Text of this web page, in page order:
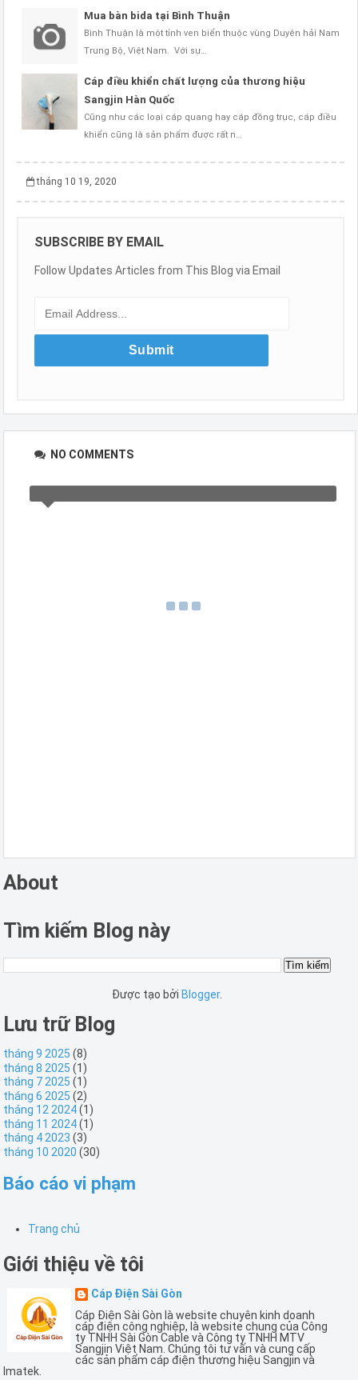
Mua bàn bida tại Bình Thuận
Bình Thuận là một tỉnh ven biển thuộc vùng Duyên hải Nam
Trung Bộ, Việt Nam. Với sự…
Cáp điều khiển chất lượng của thương hiệu
Sangjin Hàn Quốc
Cũng như các loại cáp quang hay cáp đồng trục, cáp điều
khiển cũng là sản phẩm được rất n…
tháng 10 19, 2020
SUBSCRIBE BY EMAIL
Follow Updates Articles from This Blog via Email
NO COMMENTS
About
Tìm kiếm Blog này
Được tạo bởi Blogger.
Lưu trữ Blog
tháng 9 2025 (8)
tháng 8 2025 (1)
tháng 7 2025 (1)
tháng 6 2025 (2)
tháng 12 2024(1)
tháng 11 2024(1)
tháng 4 2023 (3)
tháng 10 2020 (30)
Báo cáo vi phạm
Trang chủ
Giới thiệu về tôi
Cáp Điện Sài Gòn
Cáp Điện Sài Gòn là website chuyên kinh doanh
cáp điện công nghiệp, là website chung của Công
ty TNHH Sài Gòn Cable và Công ty TNHH MTV
Sangjin Việt Nam. Chúng tôi tư vấn và cung cấp
các sản phẩm cáp điện thương hiệu Sangjin và
Imatek.